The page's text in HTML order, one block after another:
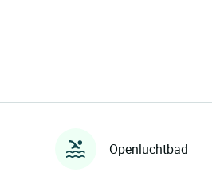
Openluchtbad